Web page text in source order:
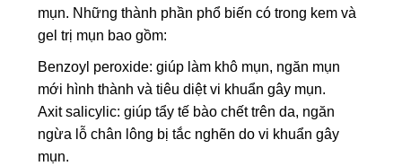
mụn. Những thành phần phổ biến có trong kem và
gel trị mụn bao gồm:
Benzoyl peroxide: giúp làm khô mụn, ngăn mụn
mới hình thành và tiêu diệt vi khuẩn gây mụn.
Axit salicylic: giúp tẩy tế bào chết trên da, ngăn
ngừa lỗ chân lông bị tắc nghẽn do vi khuẩn gây
mụn.